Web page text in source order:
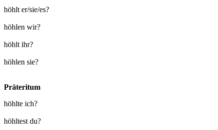
höhlt er/sie/es?
höhlen wir?
höhlt ihr?
höhlen sie?
Präteritum
höhlte ich?
höhltest du?